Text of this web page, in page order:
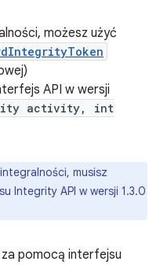
możesz użyć
API w wersji
activity, int
musisz
Integrity API w wersji 1.3.0
za pomocą interfejsu